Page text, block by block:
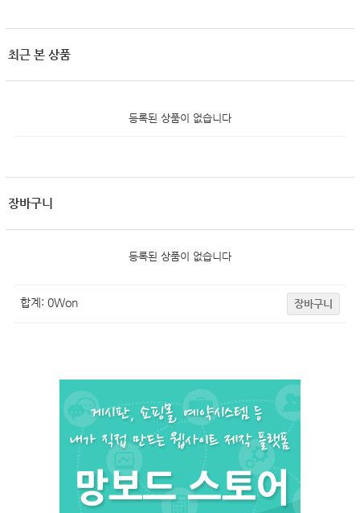
최근 본 상품
등록된 상품이 없습니다
장바구니
등록된 상품이 없습니다
합계: 0Won 장바구니